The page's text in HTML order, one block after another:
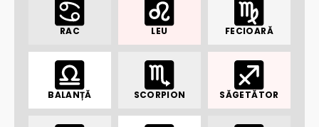
RAC LEU FECIOARĂ
BALANȚĂ SCORPION SĂGETĂTOR